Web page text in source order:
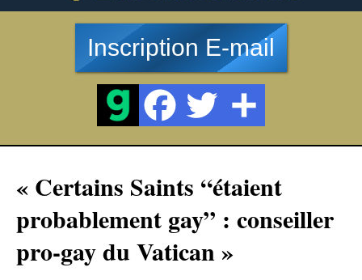
Inscription E-mail
« Certains Saints “étaient
probablement gay” : conseiller
pro-gay du Vatican »